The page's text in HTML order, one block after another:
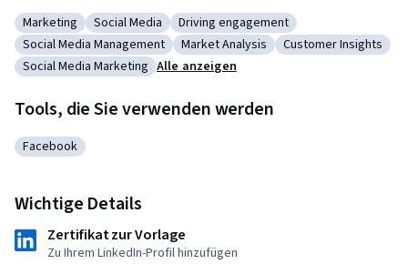
Kategorie: Marketing
Marketing Kategorie: Social Media
Social Media Kategorie: Driving engagement
Driving engagement
Kategorie: Social Media Management
Social Media Management Kategorie: Market Analysis
Market Analysis Kategorie:
Customer Insights
Kategorie: Social Media Marketing
Social Media Marketing Alle anzeigen
Tools, die Sie verwenden werden
Kategorie: Facebook
Facebook
Wichtige Details
Zertifikat zur Vorlage
Zu Ihrem LinkedIn-Profil hinzufügen